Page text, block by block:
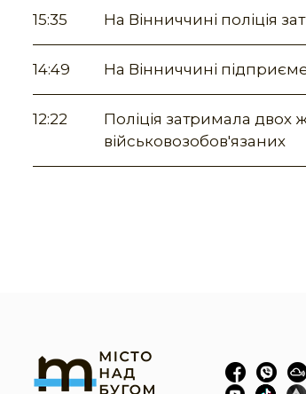
15:35 На Вінниччині поліція
14:49 На Вінниччині
12:22
Поліція затримала двох
військовозобов'язаних